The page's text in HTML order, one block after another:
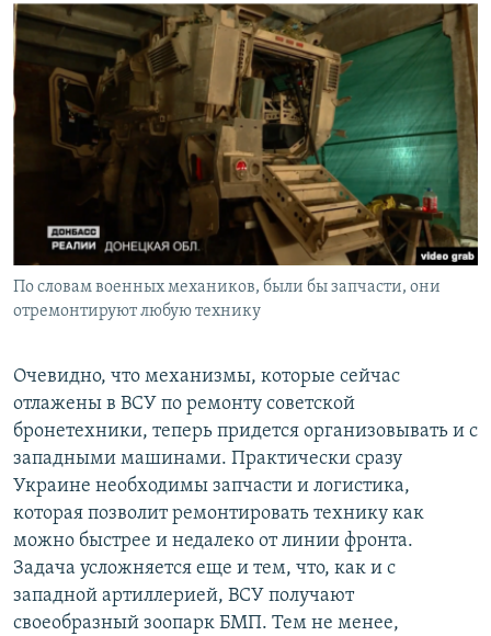
По словам военных механиков, были бы запчасти, они
отремонтируют любую технику
Очевидно, что механизмы, которые сейчас
отлажены в ВСУ по ремонту советской
бронетехники, теперь придется организовывать и с
западными машинами. Практически сразу
Украине необходимы запчасти и логистика,
которая позволит ремонтировать технику как
можно быстрее и недалеко от линии фронта.
Задача усложняется еще и тем, что, как и с
западной артиллерией, ВСУ получают
своеобразный зоопарк БМП. Тем не менее,